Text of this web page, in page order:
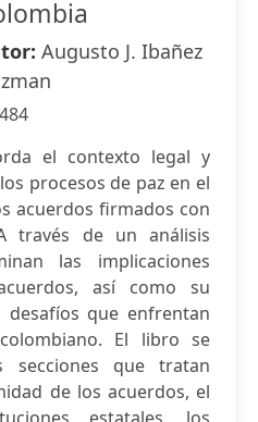
Augusto J. Ibañez
484
el contexto legal y
procesos de paz en el
acuerdos firmados con
través de un análisis
las implicaciones
así como su
desafíos que enfrentan
El libro se
secciones que tratan
de los acuerdos, el